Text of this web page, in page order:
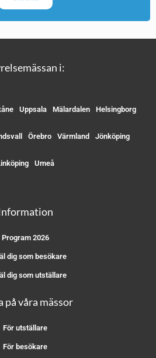
i:
Uppsala Mälardalen Helsingborg
Örebro Värmland Jönköping
Umeå
Program 2026
dig som besökare
dig som utställare
på våra mässor
För utställare
För besökare